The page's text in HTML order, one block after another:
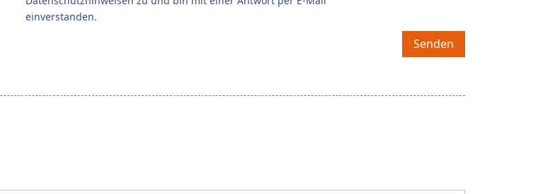
einverstanden.
Senden